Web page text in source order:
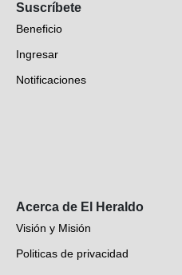
EH Verifica
Fotogalerías
Deportes
Videos
Suscríbete
Beneficio
Ingresar
Notificaciones
Acerca de El Heraldo
Visión y Misión
Politicas de privacidad